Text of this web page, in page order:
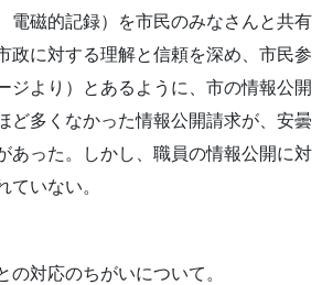
磁的記録）を市民のみなさんと共有
政に対する理解と信頼を深め、市民参
ジより）とあるように、市の情報公開
ど多くなかった情報公開請求が、安曇
あった。しかし、職員の情報公開に対
いない。
対応のちがいについて。